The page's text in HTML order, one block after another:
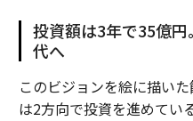
投資額は3年で35億
代へ
このビジョンを絵に描い
は2方向で投資を進めている